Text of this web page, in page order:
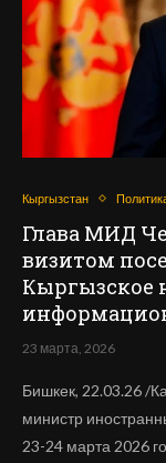
Кыргызстан
Глава МИД
визитом
Кыргызское
23 марта, 2026
Бишкек, 22.03.26 /
министр
23-24 марта 2026